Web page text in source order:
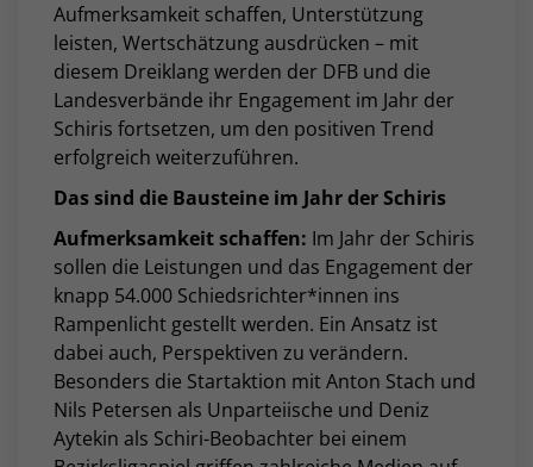
Aufmerksamkeit schaffen, Unterstützung
leisten, Wertschätzung ausdrücken – mit
diesem Dreiklang werden der DFB und die
Landesverbände ihr Engagement im Jahr der
Schiris fortsetzen, um den positiven Trend
erfolgreich weiterzuführen.
Das sind die Bausteine im Jahr der Schiris
Aufmerksamkeit schaffen: Im Jahr der Schiris
sollen die Leistungen und das Engagement der
knapp 54.000 Schiedsrichter*innen ins
Rampenlicht gestellt werden. Ein Ansatz ist
dabei auch, Perspektiven zu verändern.
Besonders die Startaktion mit Anton Stach und
Nils Petersen als Unparteiische und Deniz
Aytekin als Schiri-Beobachter bei einem